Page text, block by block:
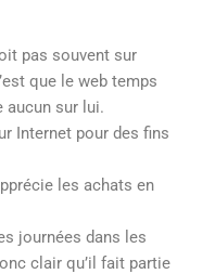
pas souvent sur
que le web temps
aucun sur lui.
Internet pour des fins
les achats en
journées dans les
clair qu’il fait partie